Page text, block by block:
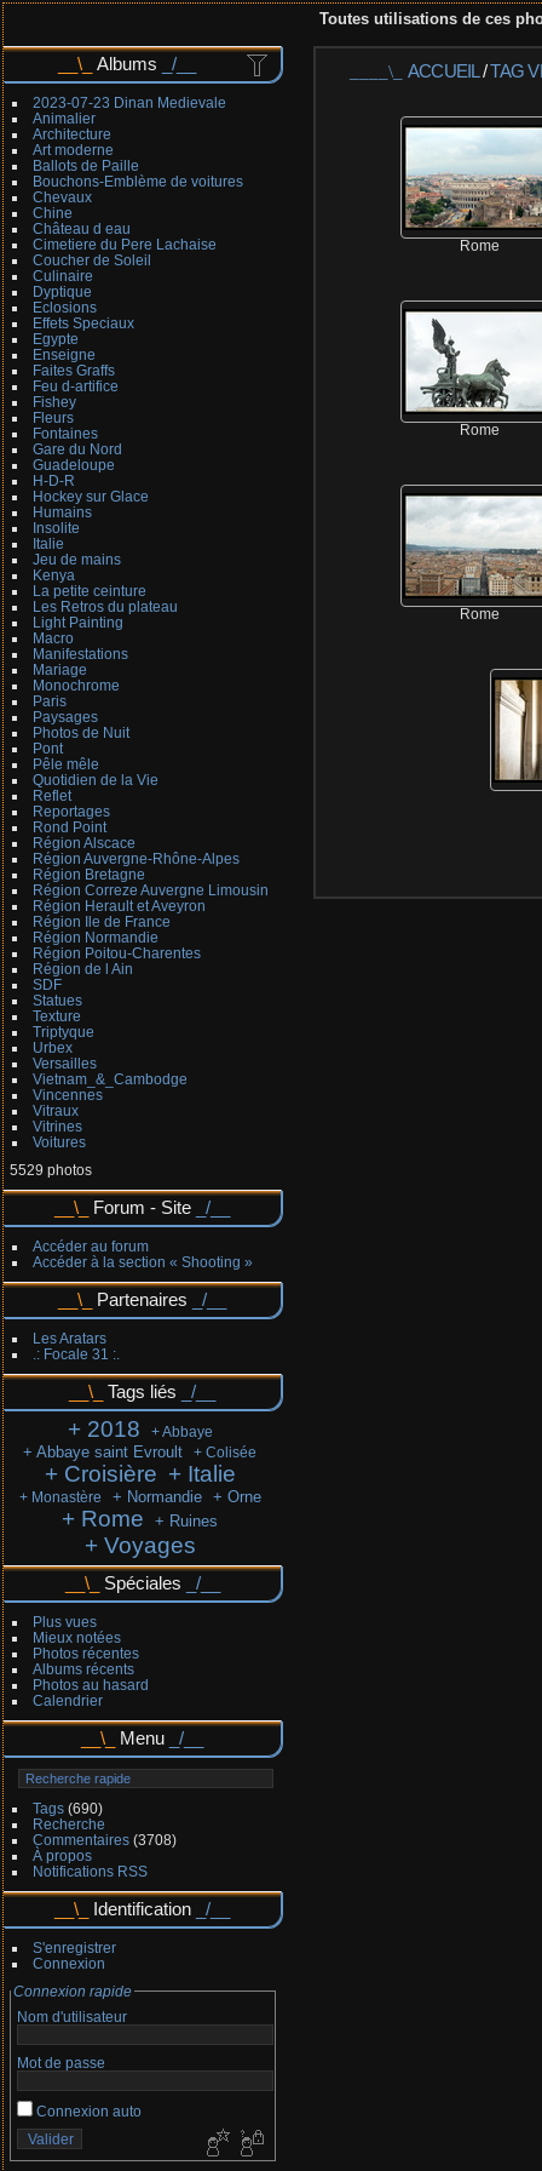
Toutes utilisations de ces
Albums
2023-07-23 Dinan Medievale
Animalier
Architecture
Art moderne
Ballots de Paille
Bouchons-Emblème de voitures
Chevaux
Chine
Château d eau
Cimetiere du Pere Lachaise
Coucher de Soleil
Culinaire
Dyptique
Eclosions
Effets Speciaux
Egypte
Enseigne
Faites Graffs
Feu d-artifice
Fishey
Fleurs
Fontaines
Gare du Nord
Guadeloupe
H-D-R
Hockey sur Glace
Humains
Insolite
Italie
Jeu de mains
Kenya
La petite ceinture
Les Retros du plateau
Light Painting
Macro
Manifestations
Mariage
Monochrome
Paris
Paysages
Photos de Nuit
Pont
Pêle mêle
Quotidien de la Vie
Reflet
Reportages
Rond Point
Région Alscace
Région Auvergne-Rhône-Alpes
Région Bretagne
Région Correze Auvergne Limousin
Région Herault et Aveyron
Région Ile de France
Région Normandie
Région Poitou-Charentes
Région de l Ain
SDF
Statues
Texture
Triptyque
Urbex
Versailles
Vietnam_&_Cambodge
Vincennes
Vitraux
Vitrines
Voitures
5529 photos
Forum - Site
Accéder au forum
Accéder à la section « Shooting »
Partenaires
Les Aratars
.: Focale 31 :.
Tags liés
+ 2018 + Abbaye
+ Abbaye saint Evroult + Colisée
+ Croisière + Italie
+ Monastère + Normandie + Orne
+ Rome + Ruines
+ Voyages
Spéciales
Plus vues
Mieux notées
Photos récentes
Albums récents
Photos au hasard
Calendrier
Menu
Tags(690)
Recherche
Commentaires(3708)
À propos
Notifications RSS
Identification
S'enregistrer
Connexion
Connexion rapide
Nom d'utilisateur
Mot de passe
Connexion auto
ACCUEIL/TAG
Rome
Rome
Rome